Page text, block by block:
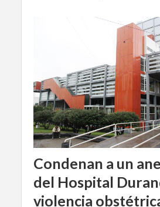
Condenan a un
del Hospital
violencia